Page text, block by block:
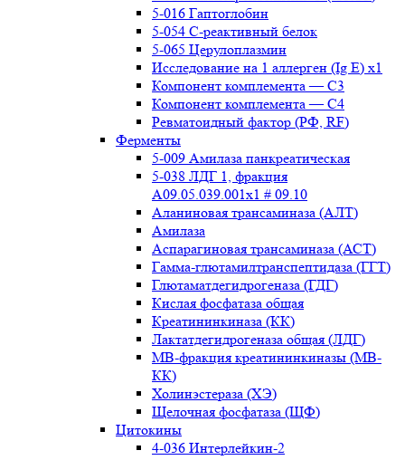
5-016 Гаптоглобин
5-054 С-реактивный белок
5-065 Церулоплазмин
Исследование на 1 аллерген (Ig E) x1
Компонент комплемента — С3
Компонент комплемента — С4
Ревматоидный фактор (РФ, RF)
Ферменты
5-009 Амилаза панкреатическая
5-038 ЛДГ 1, фракция
A09.05.039.001x1 # 09.10
Аланиновая трансаминаза (АЛТ)
Амилаза
Аспарагиновая трансаминаза (АСТ)
Гамма-глютамилтранспептидаза (ГГТ)
Глютаматдегидрогеназа (ГДГ)
Кислая фосфатаза общая
Креатининкиназа (КК)
Лактатдегидрогеназа общая (ЛДГ)
МВ-фракция креатининкиназы (МВ-
КК)
Холинэстераза (ХЭ)
Щелочная фосфатаза (ЩФ)
Цитокины
4-036 Интерлейкин-2